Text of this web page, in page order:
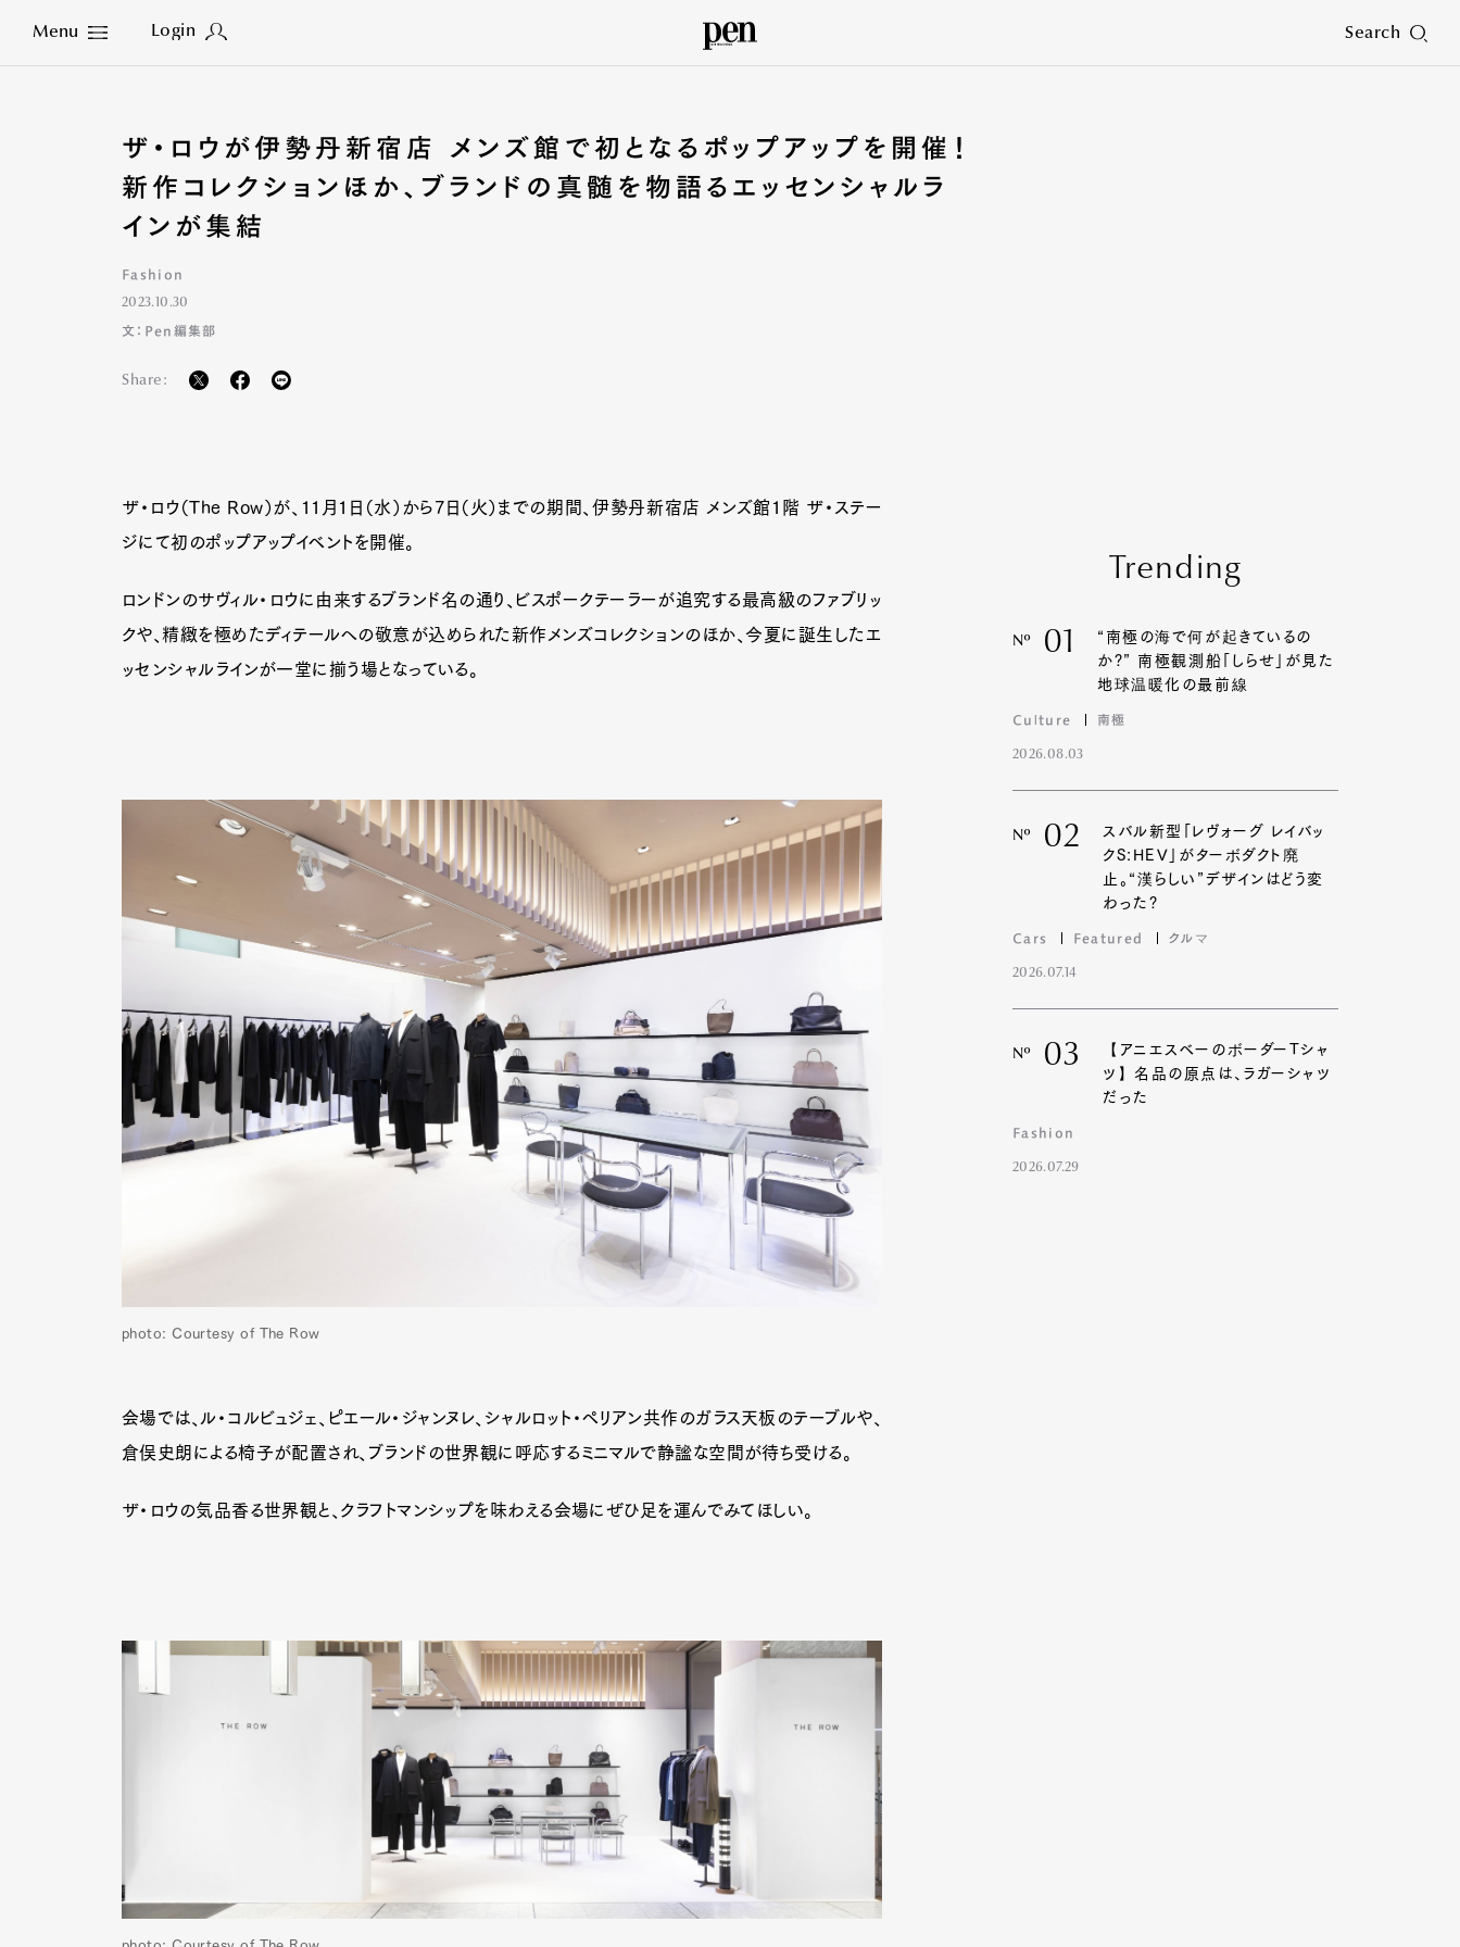
Menu Login Search
Close
ザ・ロウが伊勢丹新宿店 メンズ館で初となるポップアップを開催！
新作コレクションほか、ブランドの真髄を物語るエッセンシャルラ
インが集結
Fashion
2023.10.30
文：Pen編集部
Share:
ザ・ロウ（The Row）が、11月1日（水）から7日（火）までの期間、伊勢丹新宿店 メンズ館1階 ザ・ステー
ジにて初のポップアップイベントを開催。
ロンドンのサヴィル・ロウに由来するブランド名の通り、ビスポークテーラーが追究する最高級のファブリッ
クや、精緻を極めたディテールへの敬意が込められた新作メンズコレクションのほか、今夏に誕生したエ
ッセンシャルラインが一堂に揃う場となっている。
photo: Courtesy of The Row
会場では、ル・コルビュジェ、ピエール・ジャンヌレ、シャルロット・ペリアン共作のガラス天板のテーブルや、
倉俣史朗による椅子が配置され、ブランドの世界観に呼応するミニマルで静謐な空間が待ち受ける。
ザ・ロウの気品香る世界観と、クラフトマンシップを味わえる会場にぜひ足を運んでみてほしい。
Trending
Nº 01
“南極の海で何が起きているの
か?” 南極観測船「しらせ」が見た
地球温暖化の最前線
Culture 南極
2026.08.03
Nº 02
スバル新型「レヴォーグ レイバッ
クS:HEV」がターボダクト廃
止。“漢らしい”デザインはどう変
わった?
Cars Featured クルマ
2026.07.14
Nº 03
【アニエスベーのボーダーTシャ
ツ】名品の原点は、ラガーシャツ
だった
Fashion
2026.07.29